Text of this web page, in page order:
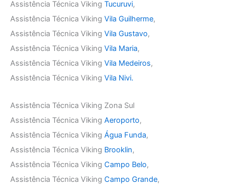
Assistência Técnica Viking Tucuruvi,
Assistência Técnica Viking Vila Guilherme,
Assistência Técnica Viking Vila Gustavo,
Assistência Técnica Viking Vila Maria,
Assistência Técnica Viking Vila Medeiros,
Assistência Técnica Viking Vila Nivi.
Assistência Técnica Viking Zona Sul
Assistência Técnica Viking Aeroporto,
Assistência Técnica Viking Água Funda,
Assistência Técnica Viking Brooklin,
Assistência Técnica Viking Campo Belo,
Assistência Técnica Viking Campo Grande,